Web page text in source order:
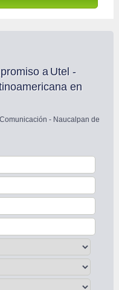
a Utel -
en
- Naucalpan de